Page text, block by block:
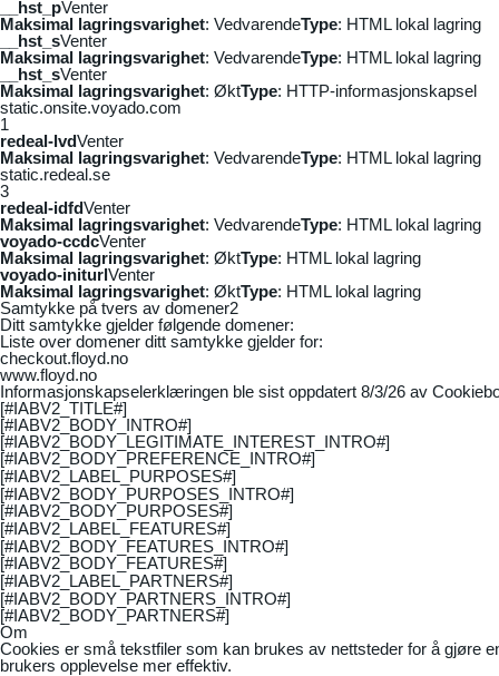
__hst_pVenter
Maksimal lagringsvarighet: VedvarendeType: HTML lokal lagring
__hst_sVenter
Maksimal lagringsvarighet: VedvarendeType: HTML lokal lagring
__hst_sVenter
Maksimal lagringsvarighet: ØktType: HTTP-informasjonskapsel
static.onsite.voyado.com
1
redeal-lvdVenter
Maksimal lagringsvarighet: VedvarendeType: HTML lokal lagring
static.redeal.se
3
redeal-idfdVenter
Maksimal lagringsvarighet: VedvarendeType: HTML lokal lagring
voyado-ccdcVenter
Maksimal lagringsvarighet: ØktType: HTML lokal lagring
voyado-initurlVenter
Maksimal lagringsvarighet: ØktType: HTML lokal lagring
Samtykke på tvers av domener2
Ditt samtykke gjelder følgende domener:
Liste over domener ditt samtykke gjelder for:
checkout.floyd.no
www.floyd.no
Informasjonskapselerklæringen ble sist oppdatert 8/3/26 av
[#IABV2_TITLE#]
[#IABV2_BODY_INTRO#]
[#IABV2_BODY_LEGITIMATE_INTEREST_INTRO#]
[#IABV2_BODY_PREFERENCE_INTRO#]
[#IABV2_LABEL_PURPOSES#]
[#IABV2_BODY_PURPOSES_INTRO#]
[#IABV2_BODY_PURPOSES#]
[#IABV2_LABEL_FEATURES#]
[#IABV2_BODY_FEATURES_INTRO#]
[#IABV2_BODY_FEATURES#]
[#IABV2_LABEL_PARTNERS#]
[#IABV2_BODY_PARTNERS_INTRO#]
[#IABV2_BODY_PARTNERS#]
Om
Cookies er små tekstfiler som kan brukes av nettsteder for å gjøre
brukers opplevelse mer effektiv.